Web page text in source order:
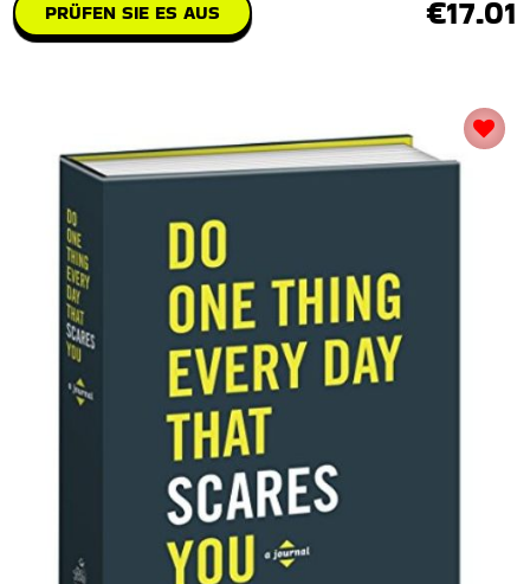
PRÜFEN SIE ES AUS €17.01